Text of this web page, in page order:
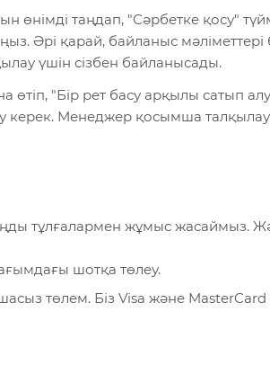
өнімді таңдап, "Сәрбетке қосу"
Әрі қарай, байланыс
үшін сізбен байланысады.
өтіп, "Бір рет басу арқылы сатып
керек. Менеджер қосымша
тұлғалармен жұмыс жасаймыз.
шотқа төлеу.
төлем. Біз Visa және